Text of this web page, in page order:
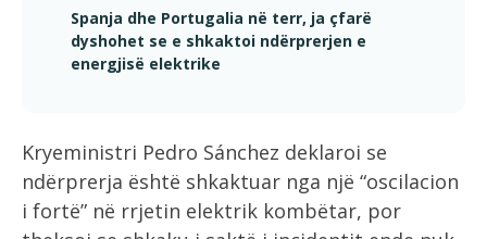
Spanja dhe Portugalia në terr, ja çfarë
dyshohet se e shkaktoi ndërprerjen e
energjisë elektrike
Kryeministri Pedro Sánchez deklaroi se
ndërprerja është shkaktuar nga një “oscilacion
i fortë” në rrjetin elektrik kombëtar, por